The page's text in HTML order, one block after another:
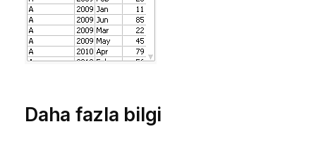
Daha fazla bilgi